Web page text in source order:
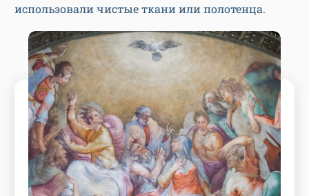
использовали чистые ткани или полотенца.